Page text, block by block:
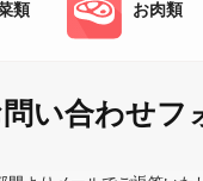
類 お肉類
い合わせフ